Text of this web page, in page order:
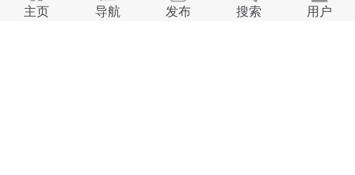
30密度40份粉，侧面顶盖有点开裂 请问大家如何解决？谢谢
主页 导航 发布 搜索 用户